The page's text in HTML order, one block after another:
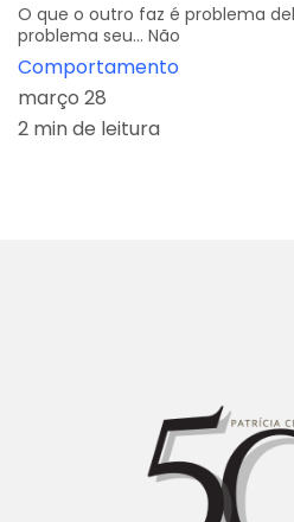
O que o outro faz é problema
problema seu... Não
Comportamento
março 28
2 min de leitura